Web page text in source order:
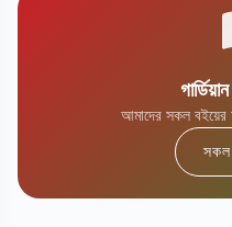
আমাদের সকল বইয়ের